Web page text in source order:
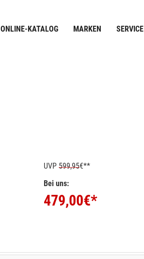
ONLINE-KATALOG MARKEN SERVICE
UVP 599,95€**
Bei uns:
479,00€*